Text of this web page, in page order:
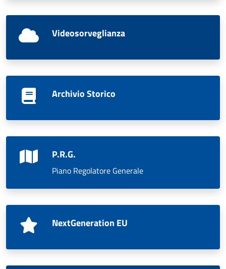
Videosorveglianza
Archivio Storico
P.R.G.
Piano Regolatore Generale
NextGeneration EU